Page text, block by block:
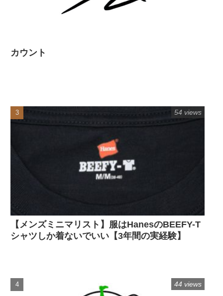
カウント
【メンズミニマリスト】服はHanesのBEEFY-T
シャツしか着ないでいい【3年間の実経験】
54 views
44 views